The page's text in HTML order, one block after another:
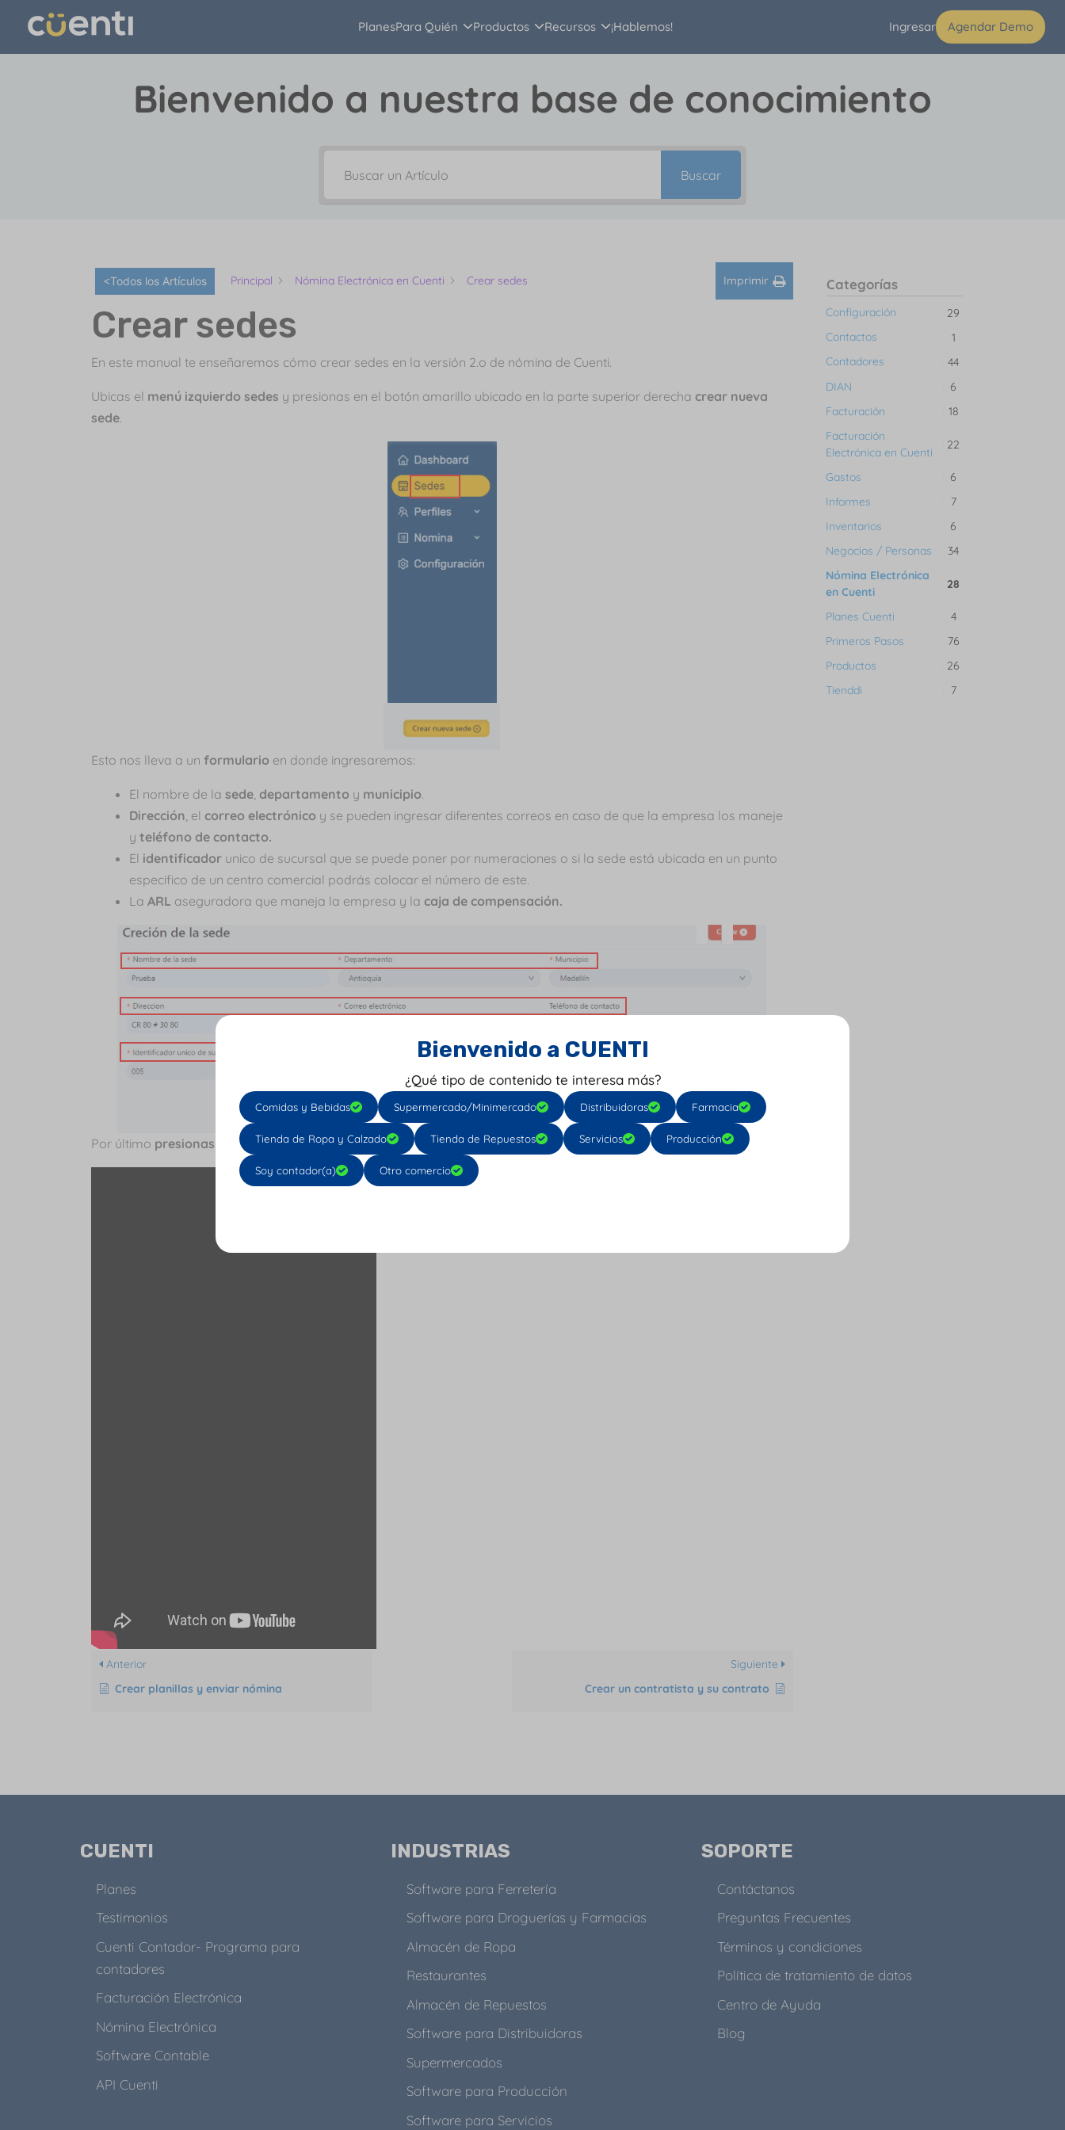
PlanesPara Quién Productos Recursos ¡Hablemos! Ingresar Agendar Demo
Bienvenido a nuestra base de conocimiento
Buscar
<Todos los Artículos Principal Nómina Electrónica en Cuenti Crear sedes Imprimir
Crear sedes
En este manual te enseñaremos cómo crear sedes en la versión 2.o de nómina de Cuenti.
Ubicas el menú izquierdo sedes y presionas en el botón amarillo ubicado en la parte superior derecha crear nueva
sede.
Esto nos lleva a un formulario en donde ingresaremos:
El nombre de la sede, departamento y municipio.
Dirección, el correo electrónico y se pueden ingresar diferentes correos en caso de que la empresa los maneje
y teléfono de contacto.
El identificador unico de sucursal que se puede poner por numeraciones o si la sede está ubicada en un punto
específico de un centro comercial podrás colocar el número de este.
La ARL aseguradora que maneja la empresa y la caja de compensación.
Por último presionas guardar y finalizar.
Anterior
Crear planillas y enviar nómina
Siguiente
Crear un contratista y su contrato
Categorías
Configuración
29
Contactos
1
Contadores
44
DIAN
6
Facturación
18
Facturación
Electrónica en Cuenti
22
Gastos
6
Informes
7
Inventarios
6
Negocios / Personas
34
Nómina Electrónica
en Cuenti
28
Planes Cuenti
4
Primeros Pasos
76
Productos
26
Tienddi
7
CUENTI
Planes
Testimonios
Cuenti Contador- Programa para
contadores
Facturación Electrónica
Nómina Electrónica
Software Contable
API Cuenti
INDUSTRIAS
Software para Ferretería
Software para Droguerías y Farmacias
Almacén de Ropa
Restaurantes
Almacén de Repuestos
Software para Distribuidoras
Supermercados
Software para Producción
Software para Servicios
SOPORTE
Contáctanos
Preguntas Frecuentes
Términos y condiciones
Política de tratamiento de datos
Centro de Ayuda
Blog
Bienvenido a CUENTI
¿Qué tipo de contenido te interesa más?
Comidas y Bebidas Supermercado/Minimercado Distribuidoras Farmacia
Tienda de Ropa y Calzado Tienda de Repuestos Servicios Producción
Soy contador(a) Otro comercio